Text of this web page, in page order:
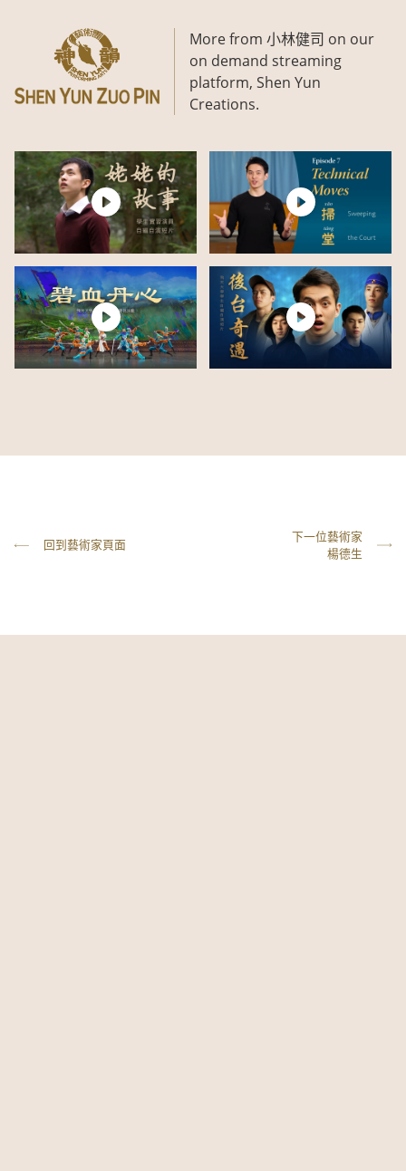
More from 小林健司 on our
on demand streaming
platform, Shen Yun
Creations.
回到藝術家頁面
下一位藝術家
楊德生